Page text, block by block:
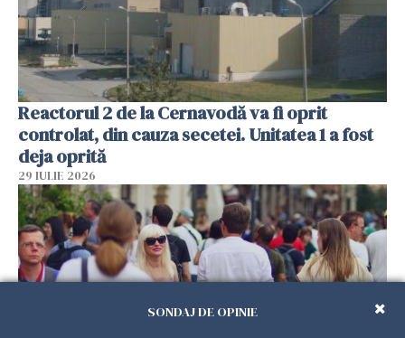
Reactorul 2 de la Cernavodă va fi oprit
controlat, din cauza secetei. Unitatea 1 a fost
deja oprită
29 IULIE 2026
SONDAJ DE OPINIE